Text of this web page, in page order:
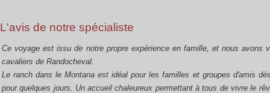
L'avis de notre spécialiste
Ce voyage est issu de notre propre expérience en famille, et nous avons
cavaliers de Randocheval.
Le ranch dans le Montana est idéal pour les familles et groupes d'amis
pour quelques jours. Un accueil chaleureux permettant à tous de vivre le